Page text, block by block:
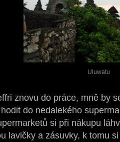
Uluwatu
znovu do práce, mně by
do nedalekého
si při nákupu
lavičky a zásuvky, k tomu